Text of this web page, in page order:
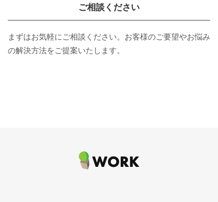
ご相談ください
まずはお気軽にご相談ください。お客様のご要望やお悩み
の解決方法をご提案いたします。